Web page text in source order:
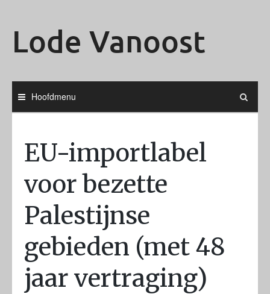
Lode Vanoost
Hoofdmenu
EU-importlabel
voor bezette
Palestijnse
gebieden (met 48
jaar vertraging)